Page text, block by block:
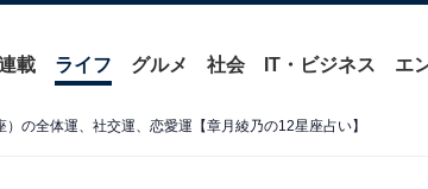
載 ライフ グルメ 社会 IT・ビジネス エ
の全体運、社交運、恋愛運【章月綾乃の12星座占い】